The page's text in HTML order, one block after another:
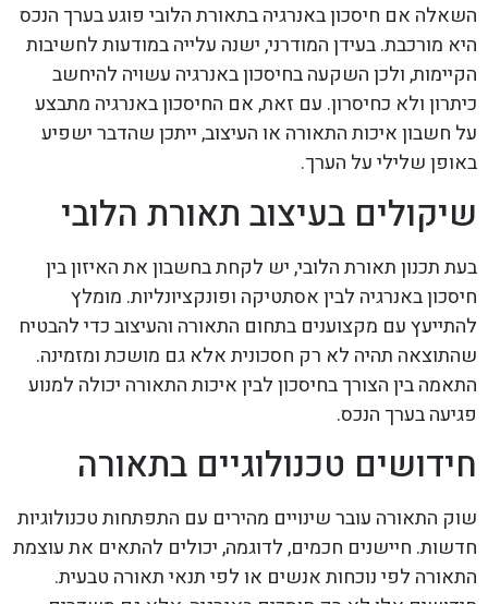
השאלה אם חיסכון באנרגיה בתאורת הלובי פוגע בערך הנכס
היא מורכבת. בעידן המודרני, ישנה עלייה במודעות לחשיבות
הקיימות, ולכן השקעה בחיסכון באנרגיה עשויה להיחשב
כיתרון ולא כחיסרון. עם זאת, אם החיסכון באנרגיה מתבצע
על חשבון איכות התאורה או העיצוב, ייתכן שהדבר ישפיע
באופן שלילי על הערך.
שיקולים בעיצוב תאורת הלובי
בעת תכנון תאורת הלובי, יש לקחת בחשבון את האיזון בין
חיסכון באנרגיה לבין אסתטיקה ופונקציונליות. מומלץ
להתייעץ עם מקצוענים בתחום התאורה והעיצוב כדי להבטיח
שהתוצאה תהיה לא רק חסכונית אלא גם מושכת ומזמינה.
התאמה בין הצורך בחיסכון לבין איכות התאורה יכולה למנוע
פגיעה בערך הנכס.
חידושים טכנולוגיים בתאורה
שוק התאורה עובר שינויים מהירים עם התפתחות טכנולוגיות
חדשות. חיישנים חכמים, לדוגמה, יכולים להתאים את עוצמת
התאורה לפי נוכחות אנשים או לפי תנאי תאורה טבעית.